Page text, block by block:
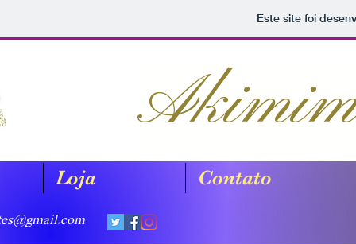
Este site foi
Loja Contato